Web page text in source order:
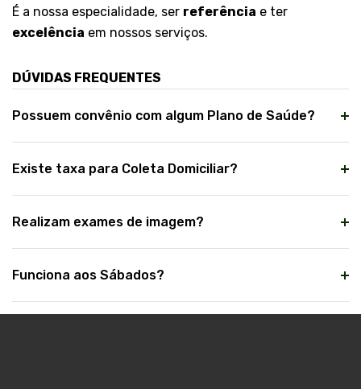
É a nossa especialidade, ser referência e ter
excelência em nossos serviços.
DÚVIDAS FREQUENTES
Possuem convênio com algum Plano de Saúde?
Existe taxa para Coleta Domiciliar?
Realizam exames de imagem?
Funciona aos Sábados?